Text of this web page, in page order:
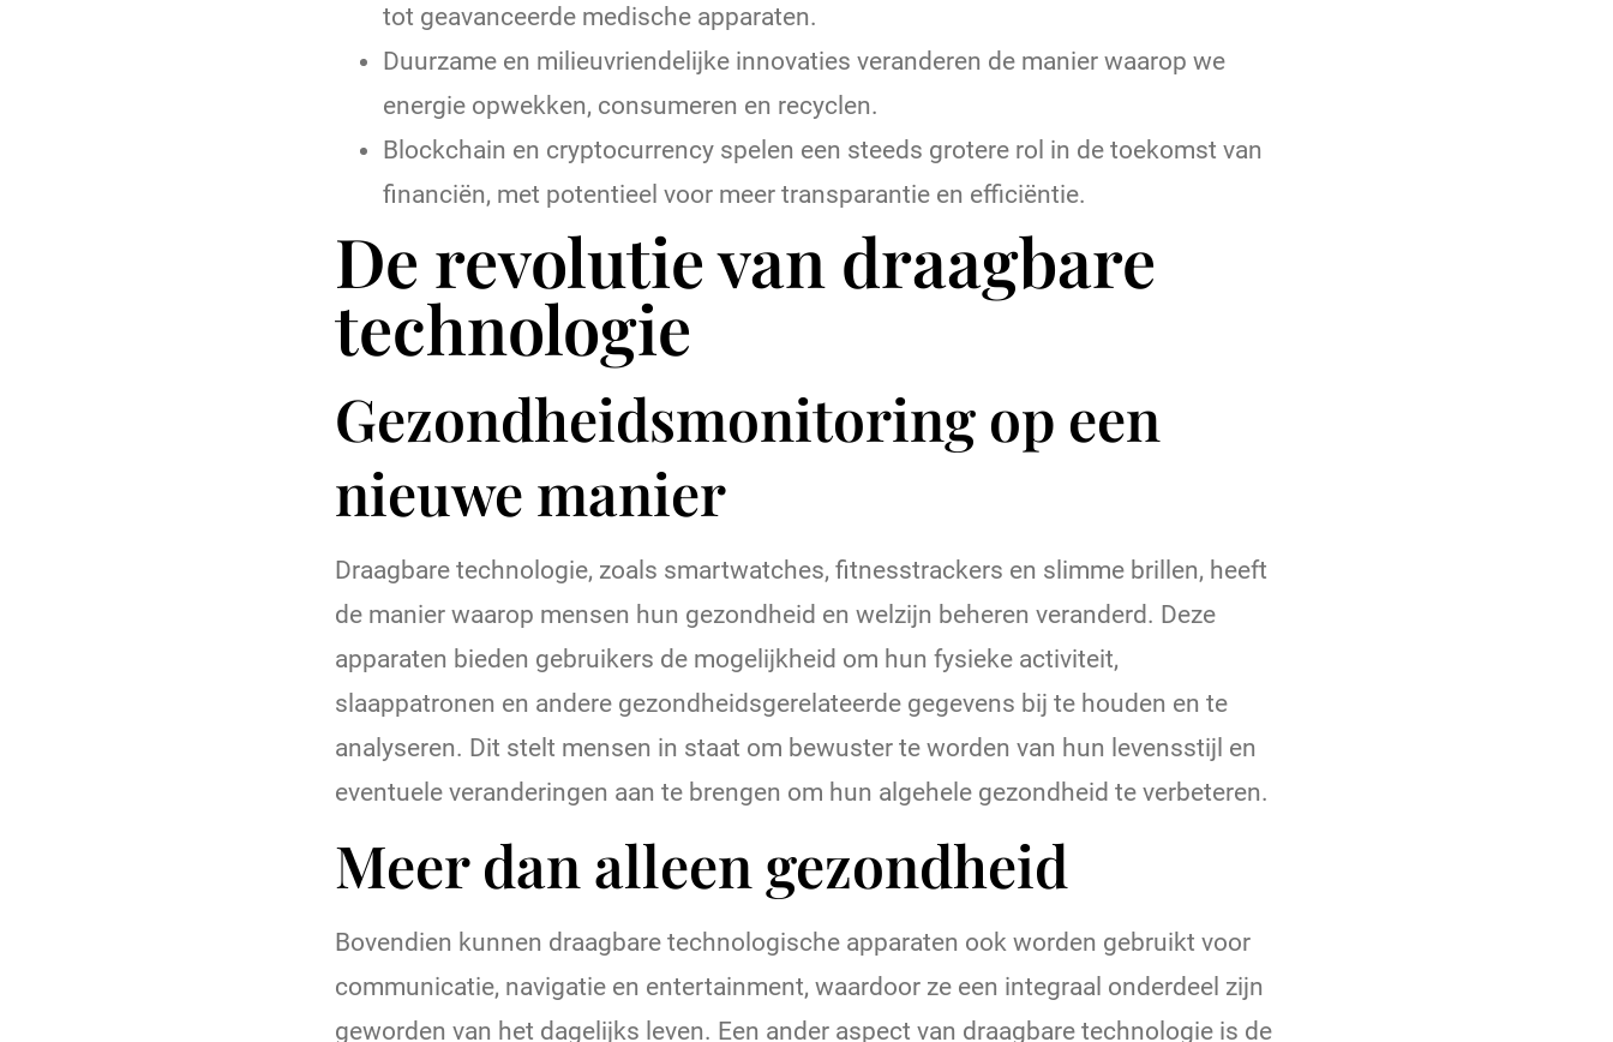
tot geavanceerde medische apparaten.
Duurzame en milieuvriendelijke innovaties veranderen de manier waarop we
energie opwekken, consumeren en recyclen.
Blockchain en cryptocurrency spelen een steeds grotere rol in de toekomst van
financiën, met potentieel voor meer transparantie en efficiëntie.
De revolutie van draagbare
technologie
Gezondheidsmonitoring op een
nieuwe manier
Draagbare technologie, zoals smartwatches, fitnesstrackers en slimme brillen, heeft
de manier waarop mensen hun gezondheid en welzijn beheren veranderd. Deze
apparaten bieden gebruikers de mogelijkheid om hun fysieke activiteit,
slaappatronen en andere gezondheidsgerelateerde gegevens bij te houden en te
analyseren. Dit stelt mensen in staat om bewuster te worden van hun levensstijl en
eventuele veranderingen aan te brengen om hun algehele gezondheid te verbeteren.
Meer dan alleen gezondheid
Bovendien kunnen draagbare technologische apparaten ook worden gebruikt voor
communicatie, navigatie en entertainment, waardoor ze een integraal onderdeel zijn
geworden van het dagelijks leven. Een ander aspect van draagbare technologie is de